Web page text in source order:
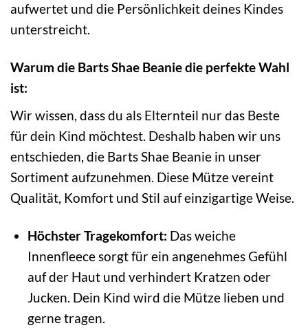
aufwertet und die Persönlichkeit deines Kindes
unterstreicht.
Warum die Barts Shae Beanie die perfekte Wahl
ist:
Wir wissen, dass du als Elternteil nur das Beste
für dein Kind möchtest. Deshalb haben wir uns
entschieden, die Barts Shae Beanie in unser
Sortiment aufzunehmen. Diese Mütze vereint
Qualität, Komfort und Stil auf einzigartige Weise.
Höchster Tragekomfort: Das weiche
Innenfleece sorgt für ein angenehmes Gefühl
auf der Haut und verhindert Kratzen oder
Jucken. Dein Kind wird die Mütze lieben und
gerne tragen.